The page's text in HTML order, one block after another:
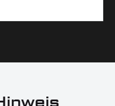
sicher und
14 Tagen